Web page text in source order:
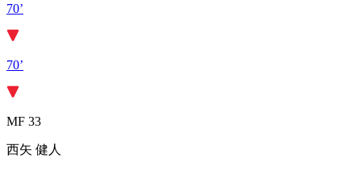
70’
70’
MF 33
西矢 健人